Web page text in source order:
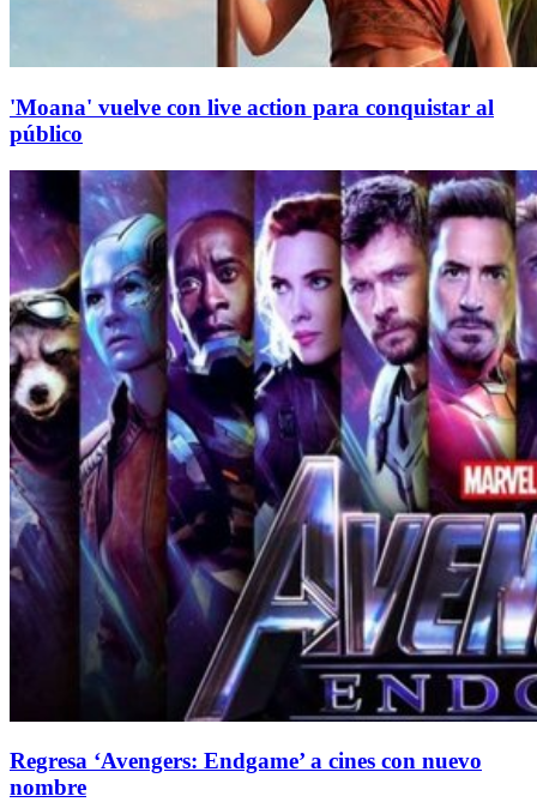
'Moana' vuelve con live action para conquistar al
público
Regresa ‘Avengers: Endgame’ a cines con nuevo
nombre